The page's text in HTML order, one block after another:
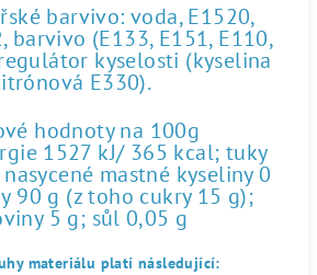
barvivo: voda, E1520,
barvivo (E133, E151, E110,
kyselosti (kyselina
E330).
hodnoty na 100g
1527 kJ/ 365 kcal; tuky
mastné kyseliny 0
90 g (z toho cukry 15 g);
5 g; sůl 0,05 g
materiálu platí následující: